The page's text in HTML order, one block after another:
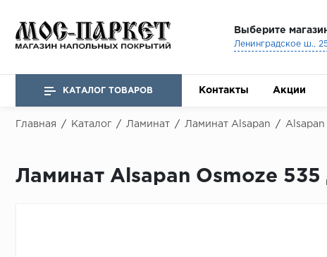
Выберите
Ленинградское ш.,
КАТАЛОГ ТОВАРОВ Контакты Акции
Главная / Каталог / Ламинат / Ламинат Alsapan / Alsapan
Ламинат Alsapan Osmoze